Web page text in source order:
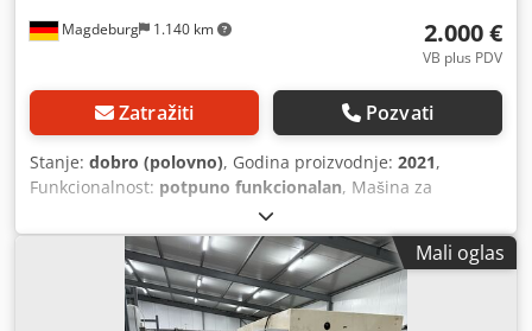
Magdeburg 1.140 km 2.000 €
VB plus PDV
Zatražiti Pozvati
Stanje: dobro (polovno), Godina proizvodnje: 2021,
Funkcionalnost: potpuno funkcionalan, Mašina za
razvlačenje testa Ibis/Vitalback SF 600-140, godina
proizvodnje 2021, širina trake 600 mm, dužina trake 1400
mm, težina 255 kg, na točkovima, pribor kao na slikama.
Dcjdpfx Aszk D Rrolnok
Mali oglas